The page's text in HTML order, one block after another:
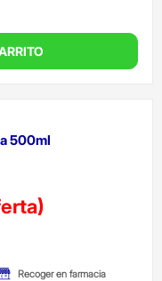
500ml
Recoger en farmacia